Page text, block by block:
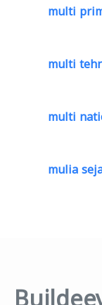
multi
multi
multi
mulia